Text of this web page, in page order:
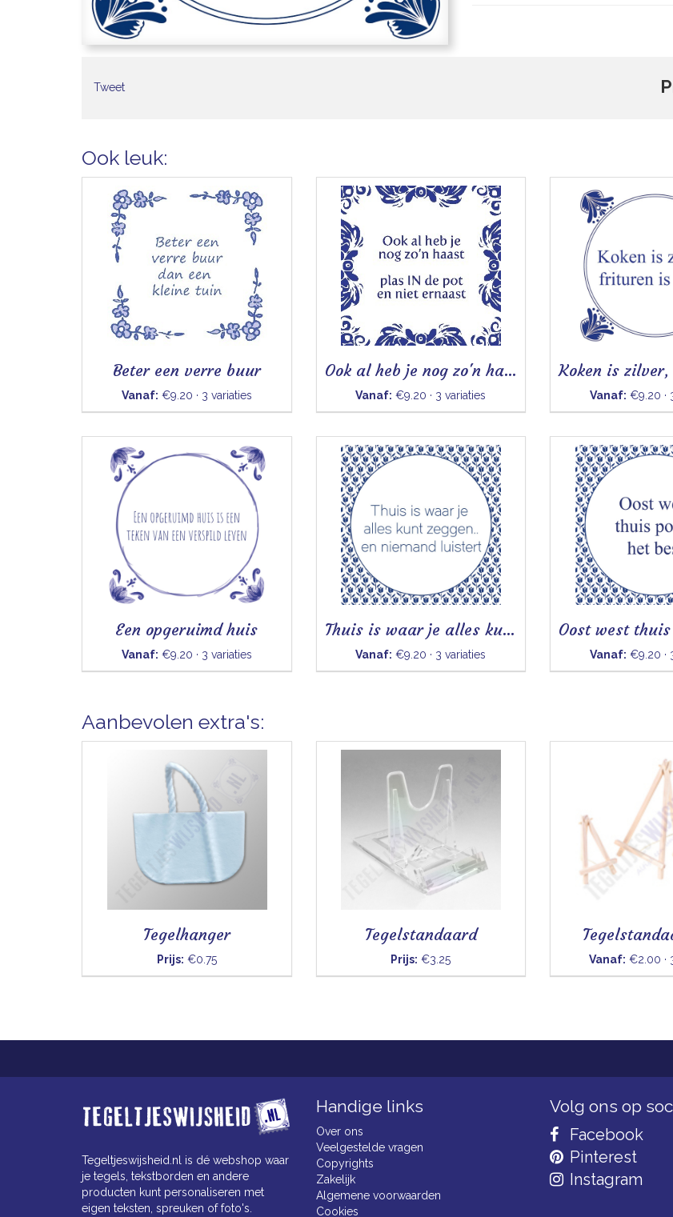
Tweet
Ook leuk:
Beter een verre buur
Vanaf: €9.20 · 3 variaties
Ook al heb je nog zo'n haast - Tegeltje
Vanaf: €9.20 · 3 variaties Vanaf: €9.20 ·
Een opgeruimd huis
Vanaf: €9.20 · 3 variaties
Thuis is waar je alles kunt zeggen
Vanaf: €9.20 · 3 variaties Vanaf: €9.20 ·
Aanbevolen extra's:
Tegelhanger
Prijs: €0.75
Tegelstandaard
Prijs: €3.25 Vanaf: €2.00 ·
Tegeltjeswijsheid.nl is dé webshop waar
je tegels, tekstborden en andere
producten kunt personaliseren met
eigen teksten, spreuken of foto's.
Handige links
Over ons
Veelgestelde vragen
Copyrights
Zakelijk
Algemene voorwaarden
Cookies
Volg ons op
Facebook
Pinterest
Instagram